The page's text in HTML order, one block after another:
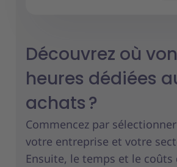
Découvrez où
heures dédiées
achats ?
Commencez par
votre entreprise et votre
Ensuite, le temps et le coûts